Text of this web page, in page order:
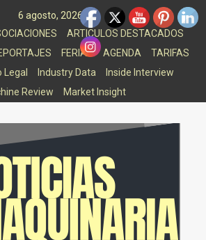
6 agosto, 2026
ARTICULOS DESTACADOS
FERIAS AGENDA
TARIFAS
Industry Data
Inside Interview
Review
Market Insight